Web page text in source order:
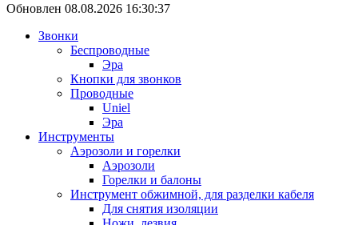
Обновлен 08.08.2026 16:30:37
Звонки
Беспроводные
Эра
Кнопки для звонков
Проводные
Uniel
Эра
Инструменты
Аэрозоли и горелки
Аэрозоли
Горелки и балоны
Инструмент обжимной, для разделки кабеля
Для снятия изоляции